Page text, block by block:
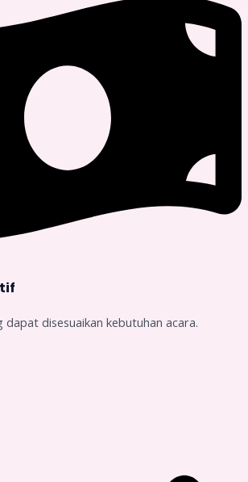
dapat disesuaikan kebutuhan acara.